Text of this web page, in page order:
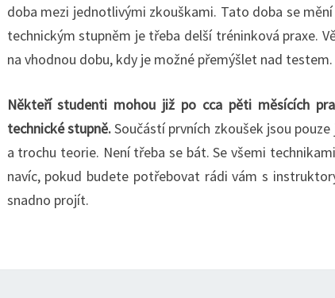
doba mezi jednotlivými zkouškami. Tato doba se
technickým stupněm je třeba delší tréninková praxe.
na vhodnou dobu, kdy je možné přemýšlet nad testem.
Někteří studenti mohou již po cca pěti měsících
technické stupně.Součástí prvních zkoušek jsou
a trochu teorie. Není třeba se bát. Se všemi
navíc, pokud budete potřebovat rádi vám s
snadno projít.